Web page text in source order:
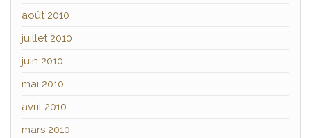
août 2010
juillet 2010
juin 2010
mai 2010
avril 2010
mars 2010